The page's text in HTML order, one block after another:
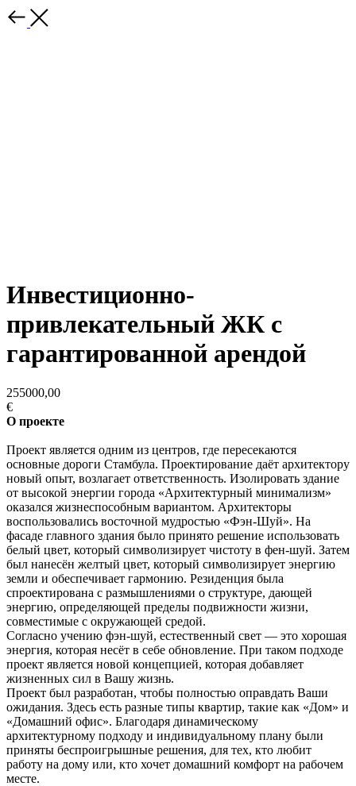
Инвестиционно-
привлекательный ЖК с
гарантированной арендой
255000,00
€
О проекте
Проект является одним из центров, где пересекаются
основные дороги Стамбула. Проектирование даёт архитектору
новый опыт, возлагает ответственность. Изолировать здание
от высокой энергии города «Архитектурный минимализм»
оказался жизнеспособным вариантом. Архитекторы
воспользовались восточной мудростью «Фэн-Шуй». На
фасаде главного здания было принято решение использовать
белый цвет, который символизирует чистоту в фен-шуй. Затем
был нанесён желтый цвет, который символизирует энергию
земли и обеспечивает гармонию. Резиденция была
спроектирована с размышлениями о структуре, дающей
энергию, определяющей пределы подвижности жизни,
совместимые с окружающей средой.
Согласно учению фэн-шуй, естественный свет — это хорошая
энергия, которая несёт в себе обновление. При таком подходе
проект является новой концепцией, которая добавляет
жизненных сил в Вашу жизнь.
Проект был разработан, чтобы полностью оправдать Ваши
ожидания. Здесь есть разные типы квартир, такие как «Дом» и
«Домашний офис». Благодаря динамическому
архитектурному подходу и индивидуальному плану были
приняты беспроигрышные решения, для тех, кто любит
работу на дому или, кто хочет домашний комфорт на рабочем
месте.